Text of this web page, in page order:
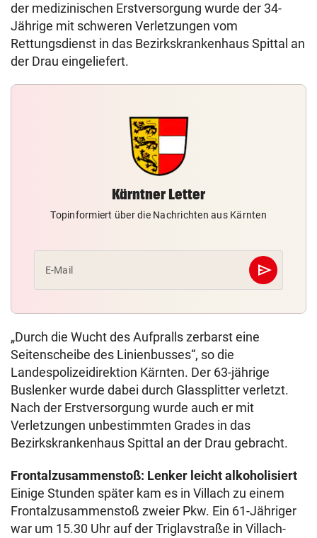
der medizinischen Erstversorgung wurde der 34-
Jährige mit schweren Verletzungen vom
Rettungsdienst in das Bezirkskrankenhaus Spittal an
der Drau eingeliefert.
Kärntner Letter
Topinformiert über die Nachrichten aus Kärnten
E-Mail send
Abschicken
„Durch die Wucht des Aufpralls zerbarst eine
Seitenscheibe des Linienbusses“, so die
Landespolizeidirektion Kärnten. Der 63-jährige
Buslenker wurde dabei durch Glassplitter verletzt.
Nach der Erstversorgung wurde auch er mit
Verletzungen unbestimmten Grades in das
Bezirkskrankenhaus Spittal an der Drau gebracht.
Frontalzusammenstoß: Lenker leicht alkoholisiert
Einige Stunden später kam es in Villach zu einem
Frontalzusammenstoß zweier Pkw. Ein 61-Jähriger
war um 15.30 Uhr auf der Triglavstraße in Villach-